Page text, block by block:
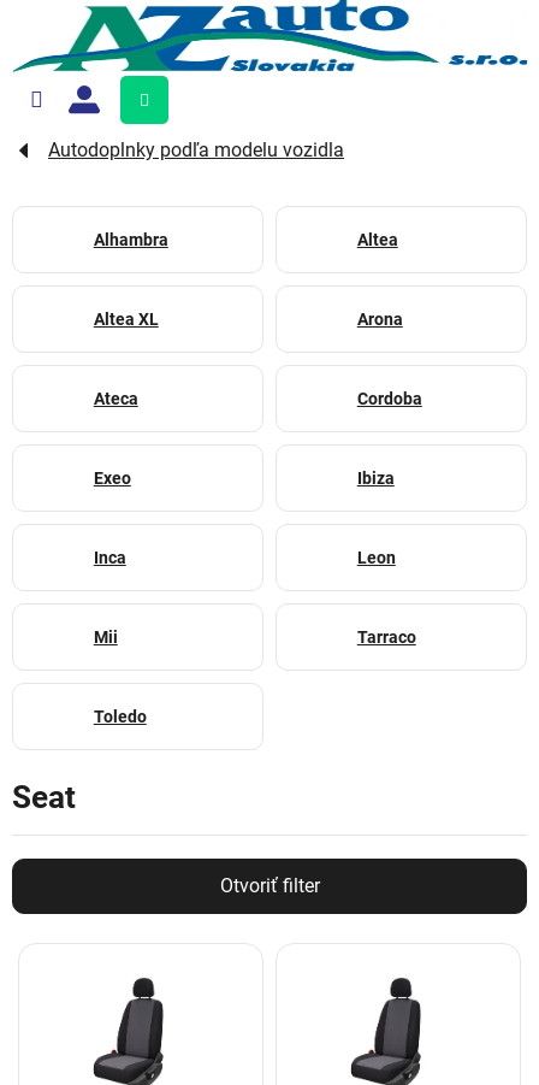
obsah
Nákupný
košík
Autodoplnky podľa modelu vozidla
Alhambra Altea
Altea XL Arona
Ateca Cordoba
Exeo Ibiza
Inca Leon
Mii Tarraco
Toledo
Seat
Otvoriť filter
V